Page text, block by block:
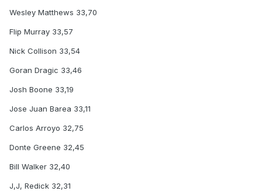
Wesley Matthews 33,70
Flip Murray 33,57
Nick Collison 33,54
Goran Dragic 33,46
Josh Boone 33,19
Jose Juan Barea 33,11
Carlos Arroyo 32,75
Donte Greene 32,45
Bill Walker 32,40
J,J, Redick 32,31